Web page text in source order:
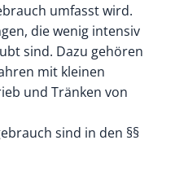
umfasst wird.
die wenig intensiv
sind. Dazu gehören
mit kleinen
und Tränken von
sind in den §§